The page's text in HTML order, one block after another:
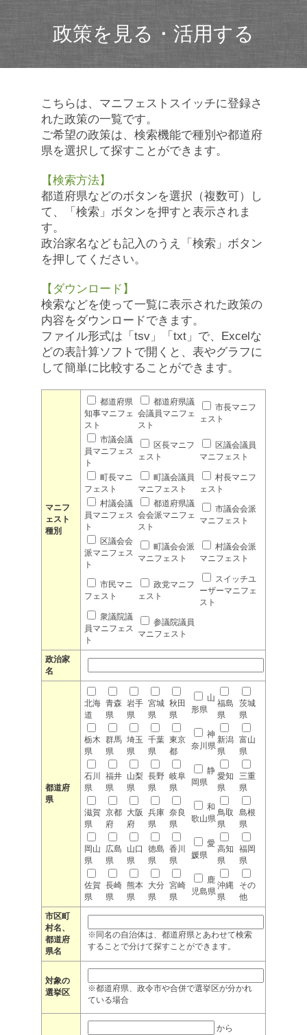
政策を見る・活用する
こちらは、マニフェストスイッチに登録さ
れた政策の一覧です。
ご希望の政策は、検索機能で種別や都道府
県を選択して探すことができます。
【検索方法】
都道府県などのボタンを選択（複数可）し
て、「検索」ボタンを押すと表示されま
す。
政治家名なども記入のうえ「検索」ボタン
を押してください。
【ダウンロード】
検索などを使って一覧に表示された政策の
内容をダウンロードできます。
ファイル形式は「tsv」「txt」で、Excelな
どの表計算ソフトで開くと、表やグラフに
して簡単に比較することができます。
マニフ
ェスト
種別
都道府県
知事マニフェ
スト
都道府県議
会議員マニフェ
スト
市長マニフ
ェスト
市議会議
員マニフェス
ト
区長マニフ
ェスト
区議会議員
マニフェスト
町長マニ
フェスト
町議会議員
マニフェスト
村長マニフ
ェスト
村議会議
員マニフェス
ト
都道府県議
会会派マニフェ
スト
市議会会派
マニフェスト
区議会会
派マニフェス
ト
町議会会派
マニフェスト
村議会会派
マニフェスト
市民マニ
フェスト
政党マニフ
ェスト
スイッチユ
ーザーマニフェ
スト
衆議院議
員マニフェス
ト
参議院議員
マニフェスト
政治家
名
都道府
県
北海
道
青森
県
岩手
県
宮城
県
秋田
県
山
形県
福島
県
茨城
県
栃木
県
群馬
県
埼玉
県
千葉
県
東京
都
神
奈川県
新潟
県
富山
県
石川
県
福井
県
山梨
県
長野
県
岐阜
県
静
岡県
愛知
県
三重
県
滋賀
県
京都
府
大阪
府
兵庫
県
奈良
県
和
歌山県
鳥取
県
島根
県
岡山
県
広島
県
山口
県
徳島
県
香川
県
愛
媛県
高知
県
福岡
県
佐賀
県
長崎
県
熊本
県
大分
県
宮崎
県
鹿
児島県
沖縄
県
その
他
市区町
村名、
都道府
県名
※同名の自治体は、都道府県とあわせて検索
することで分けて探すことができます。
対象の
選挙区
※都道府県、政令市や合併で選挙区が分かれ
ている場合
から